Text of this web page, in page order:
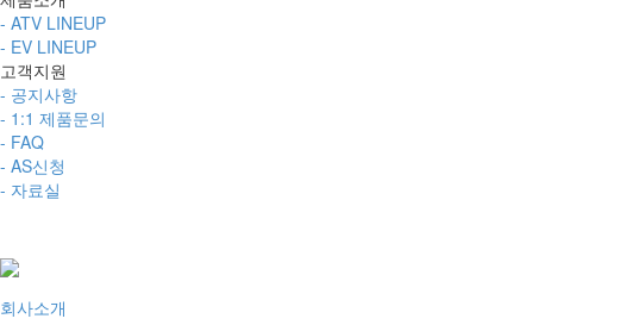
- ATV LINEUP
- EV LINEUP
고객지원
- 공지사항
- 1:1 제품문의
- FAQ
- AS신청
- 자료실
회사소개